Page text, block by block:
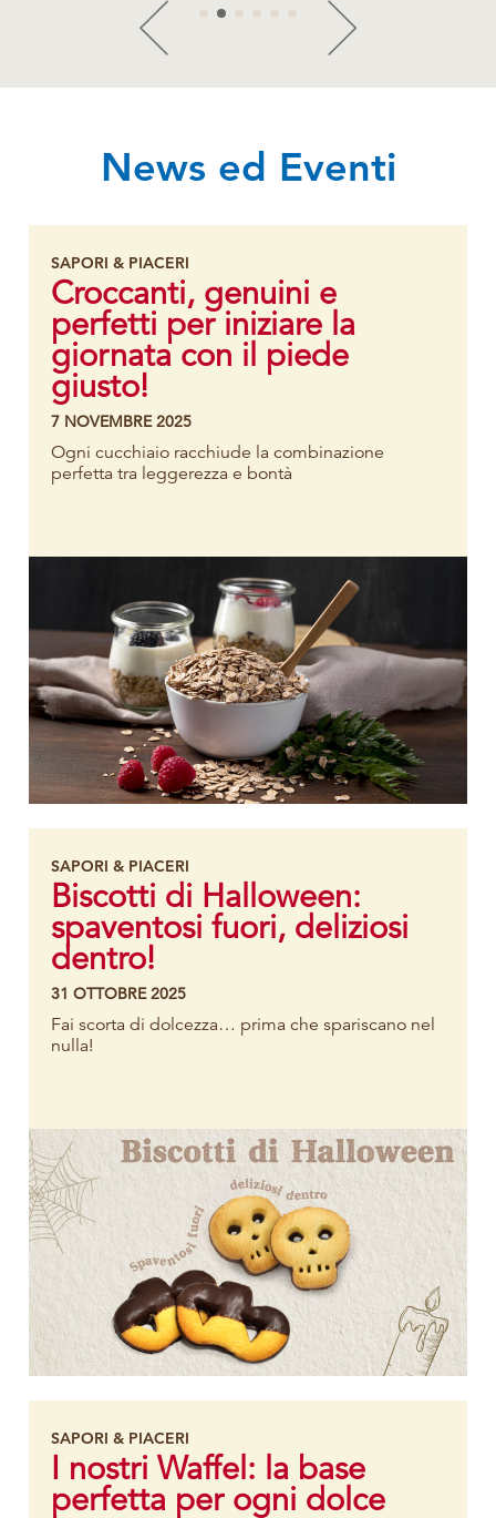
News ed Eventi
SAPORI & PIACERI
Croccanti, genuini e
perfetti per iniziare la
giornata con il piede
giusto!
7 NOVEMBRE 2025
Ogni cucchiaio racchiude la combinazione
perfetta tra leggerezza e bontà
SAPORI & PIACERI
Biscotti di Halloween:
spaventosi fuori, deliziosi
dentro!
31 OTTOBRE 2025
Fai scorta di dolcezza… prima che spariscano nel
nulla!
SAPORI & PIACERI
I nostri Waffel: la base
perfetta per ogni dolce